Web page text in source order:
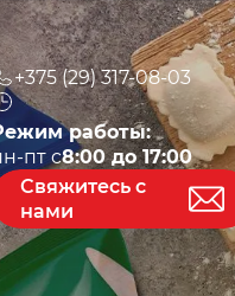
+375 (29) 317-08-03
работы:
пт c8:00 до 17:00
Свяжитесь с
нами